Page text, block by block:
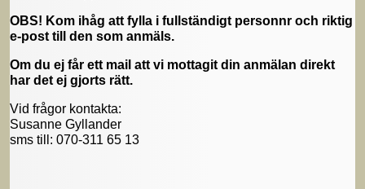
OBS! Kom ihåg att fylla i fullständigt personnr och riktig
e-post till den som anmäls.
Om du ej får ett mail att vi mottagit din anmälan direkt
har det ej gjorts rätt.
Vid frågor kontakta:
Susanne Gyllander
sms till: 070-311 65 13